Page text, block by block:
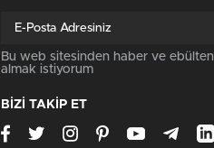
Bu web sitesinden haber ve ebülten
almak istiyorum
BİZİ TAKİP ET